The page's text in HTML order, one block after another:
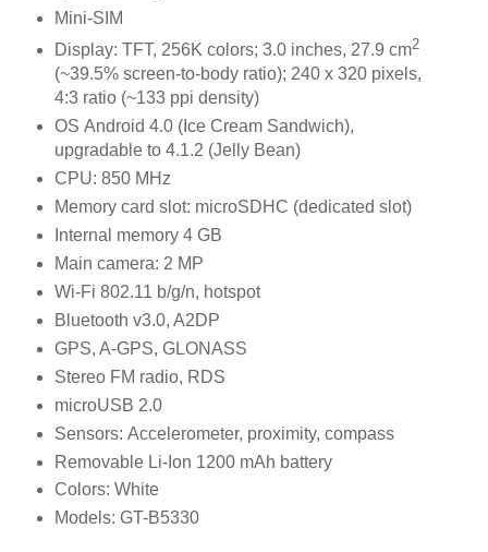
Mini-SIM
Display: TFT, 256K colors; 3.0 inches, 27.9 cm2
(~39.5% screen-to-body ratio); 240 x 320 pixels,
4:3 ratio (~133 ppi density)
OS Android 4.0 (Ice Cream Sandwich),
upgradable to 4.1.2 (Jelly Bean)
CPU: 850 MHz
Memory card slot: microSDHC (dedicated slot)
Internal memory 4 GB
Main camera: 2 MP
Wi-Fi 802.11 b/g/n, hotspot
Bluetooth v3.0, A2DP
GPS, A-GPS, GLONASS
Stereo FM radio, RDS
microUSB 2.0
Sensors: Accelerometer, proximity, compass
Removable Li-Ion 1200 mAh battery
Colors: White
Models: GT-B5330